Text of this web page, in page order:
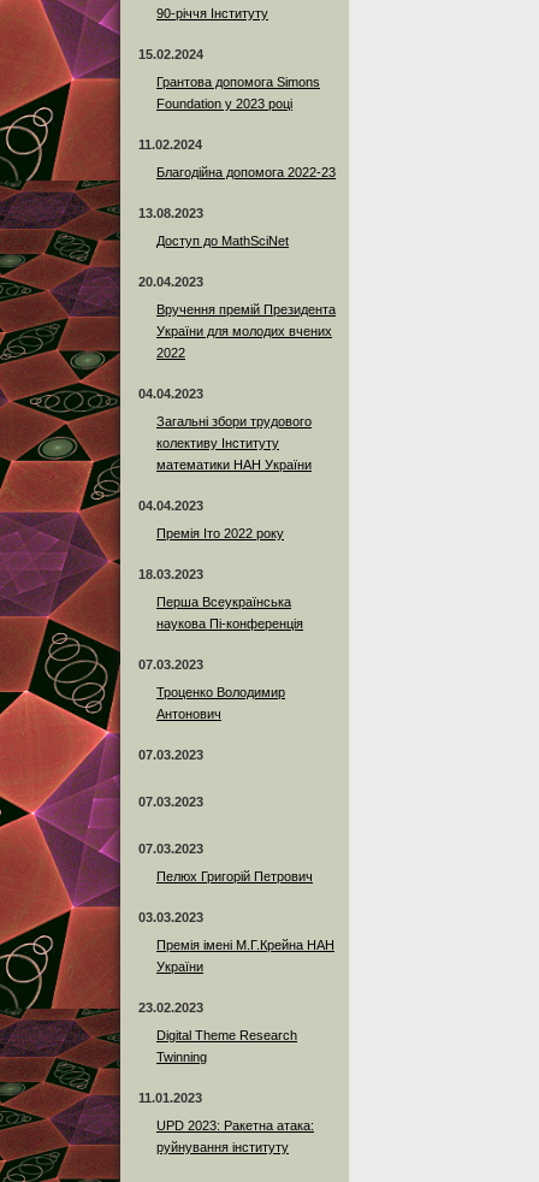
90-річчя Інституту
15.02.2024
Грантова допомога Simons
Foundation у 2023 році
11.02.2024
Благодійна допомога 2022-23
13.08.2023
Доступ до MathSciNet
20.04.2023
Вручення премій Президента
України для молодих вчених
2022
04.04.2023
Загальні збори трудового
колективу Інституту
математики НАН України
04.04.2023
Премія Іто 2022 року
18.03.2023
Перша Всеукраїнська
наукова Пі-конференція
07.03.2023
Троценко Володимир
Антонович
07.03.2023
07.03.2023
07.03.2023
Пелюх Григорій Петрович
03.03.2023
Премія імені М.Г.Крейна НАН
України
23.02.2023
Digital Theme Research
Twinning
11.01.2023
UPD 2023: Ракетна атака:
руйнування інституту